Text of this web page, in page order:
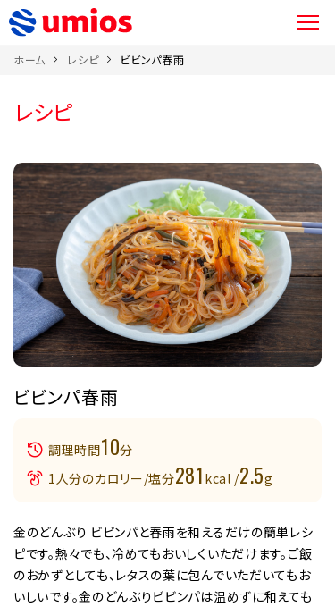
ホーム レシピ ビビンパ春雨
レシピ
ビビンパ春雨
調理時間10分
1人分のカロリー/塩分281 kcal /2.5g
金のどんぶり ビビンパと春雨を和えるだけの簡単レシ
ピです。熱々でも、冷めてもおいしくいただけます。ご飯
のおかずとしても、レタスの葉に包んでいただいてもお
いしいです。金のどんぶりビビンパは温めずに和えても